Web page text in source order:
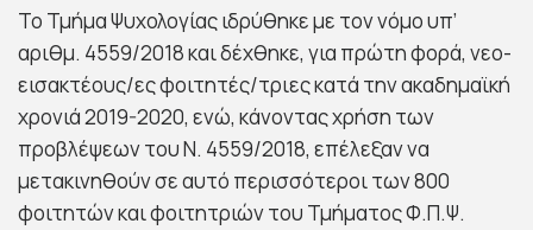
Το Τμήμα Ψυχολογίας ιδρύθηκε με τον νόμο υπ’
αριθμ. 4559/2018 και δέχθηκε, για πρώτη φορά, νεο-
εισακτέους/ες φοιτητές/τριες κατά την ακαδημαϊκή
χρονιά 2019-2020, ενώ, κάνοντας χρήση των
προβλέψεων του Ν. 4559/2018, επέλεξαν να
μετακινηθούν σε αυτό περισσότεροι των 800
φοιτητών και φοιτητριών του Τμήματος Φ.Π.Ψ.